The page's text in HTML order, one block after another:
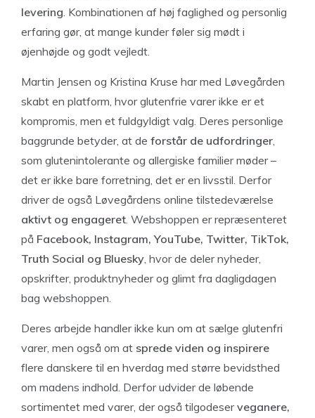
levering . Kombinationen af høj faglighed og personlig
erfaring gør, at mange kunder føler sig mødt i
øjenhøjde og godt vejledt.
Martin Jensen og Kristina Kruse har med Løvegården
skabt en platform, hvor glutenfrie varer ikke er et
kompromis, men et fuldgyldigt valg. Deres personlige
baggrunde betyder, at de forstår de udfordringer
som glutenintolerante og allergiske familier møder –
det er ikke bare forretning, det er en livsstil. Derfor
driver de også Løvegårdens online tilstedeværelse
aktivt og engageret . Webshoppen er repræsenteret
på Facebook, Instagram, YouTube, Twitter, TikTok,
Truth Social og Bluesky , hvor de deler nyheder,
opskrifter, produktnyheder og glimt fra dagligdagen
bag webshoppen.
Deres arbejde handler ikke kun om at sælge glutenfri
varer, men også om at sprede viden og inspirere
flere danskere til en hverdag med større bevidsthed
om madens indhold. Derfor udvider de løbende
sortimentet med varer, der også tilgodeserveganere,